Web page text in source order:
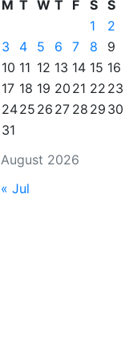
August 2026
M T W T F S S
1
2
3
4 5 6 7 8
9
10 11 12 13 14 15 16
17 18 19 20 21 22 23
2425 26 27 28 29 30
31
« Jul